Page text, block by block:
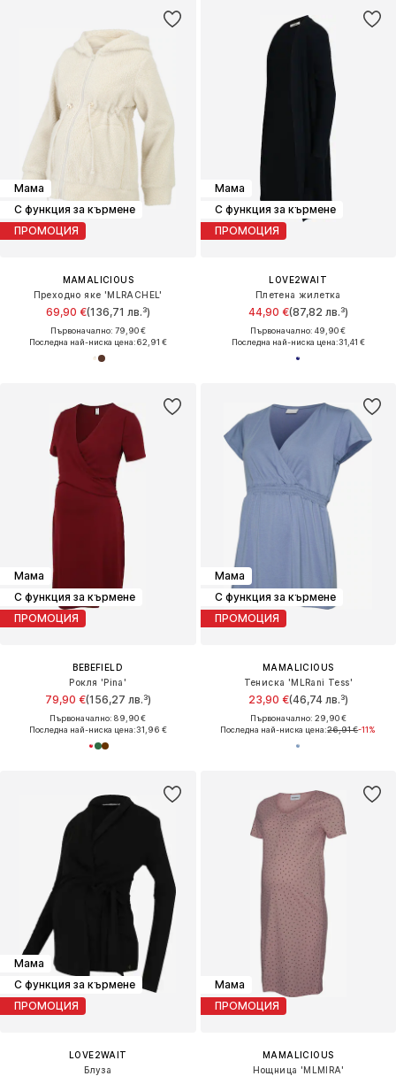
Мама
С функция за кърмене
ПРОМОЦИЯ
MAMALICIOUS
Преходно яке 'MLRACHEL'
69,90 €(136,71 лв.³)
Първоначално: 79,90 €
Последна най-ниска цена:62,91 €
Мама
С функция за кърмене
ПРОМОЦИЯ
LOVE2WAIT
Плетена жилетка
44,90 €(87,82 лв.³)
Първоначално: 49,90 €
Последна най-ниска цена:31,41 €
Мама
С функция за кърмене
ПРОМОЦИЯ
BEBEFIELD
Рокля 'Pina'
79,90 €(156,27 лв.³)
Първоначално: 89,90 €
Последна най-ниска цена:31,96 €
Мама
С функция за кърмене
ПРОМОЦИЯ
MAMALICIOUS
Тениска 'MLRani Tess'
23,90 €(46,74 лв.³)
Първоначално: 29,90 €
Последна най-ниска цена:26,91 €-11%
Мама
С функция за кърмене
ПРОМОЦИЯ
LOVE2WAIT
Блуза
Мама
ПРОМОЦИЯ
MAMALICIOUS
Нощница 'MLMIRA'